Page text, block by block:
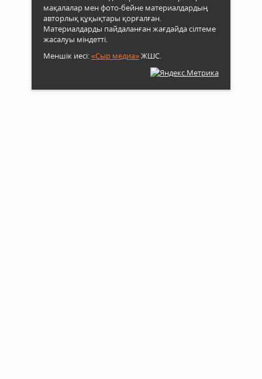
мақалалар мен фото-бейне материалдардың
авторлық құқықтары қорғалған.
Материалдарды пайдаланған жағдайда сілтеме
жасалуы міндетті.
Меншік иесі:«Сыр медиа»ЖШС.